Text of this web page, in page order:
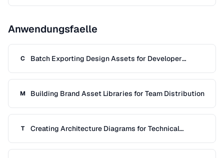
Anwendungsfaelle
C
Batch Exporting Design Assets for Developer
M Building Brand Asset Libraries for Team Distribution
T
Creating Architecture Diagrams for Technical